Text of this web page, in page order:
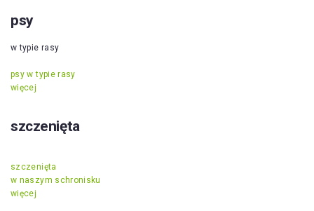
psy
w typie rasy
psy w typie rasy
więcej
szczenięta
szczenięta
w naszym schronisku
więcej